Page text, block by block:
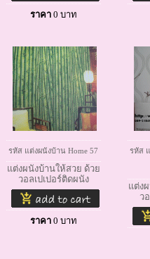
ราคา 0 บาท
รหัส แต่งผนังบ้าน Home 57
แต่งผนังบ้านให้สวย ด้วย
วอลเปเปอร์ติดผนัง
ราคา 0 บาท
รหัส
แต่ง
ว